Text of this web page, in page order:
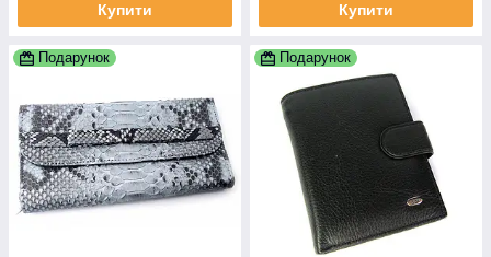
Купити Купити
Подарунок Подарунок